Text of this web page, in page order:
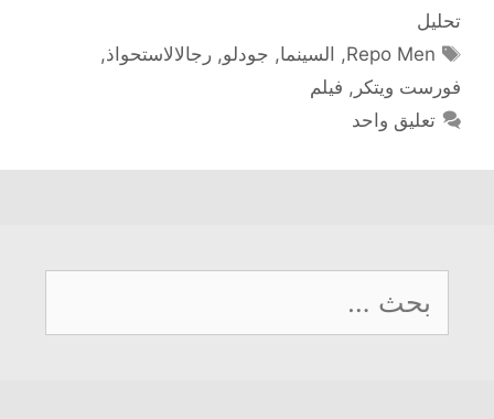
تحليل
الوسوم
Repo Men
, السينما, جودلو,رجالالاستحواذ,
فورست ويتكر , فيلم
تعليق واحد
عن: